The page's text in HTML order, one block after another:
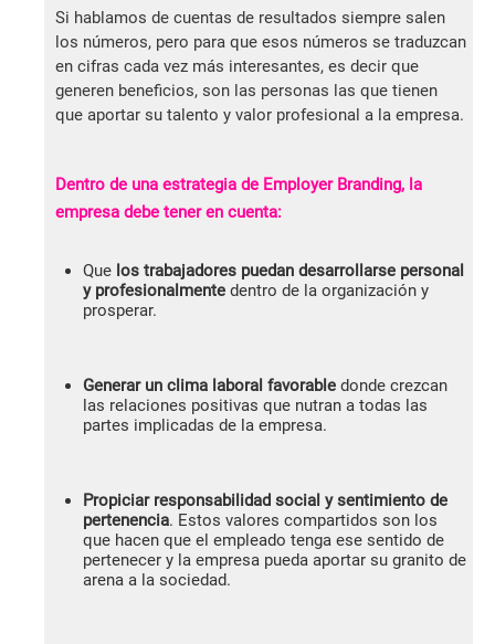
Si hablamos de cuentas de resultados siempre salen
los números, pero para que esos números se traduzcan
en cifras cada vez más interesantes, es decir que
generen beneficios, son las personas las que tienen
que aportar su talento y valor profesional a la empresa.
Dentro de una estrategia de Employer Branding, la
empresa debe tener en cuenta:
Que los trabajadores puedan desarrollarse personal
y profesionalmente dentro de la organización y
prosperar.
Generar un clima laboral favorable donde crezcan
las relaciones positivas que nutran a todas las
partes implicadas de la empresa.
Propiciar responsabilidad social y sentimiento de
pertenencia. Estos valores compartidos son los
que hacen que el empleado tenga ese sentido de
pertenecer y la empresa pueda aportar su granito de
arena a la sociedad.